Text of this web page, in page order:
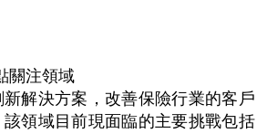
關注領域
解決方案，改善保險行業的客戶
領域目前現面臨的主要挑戰包括